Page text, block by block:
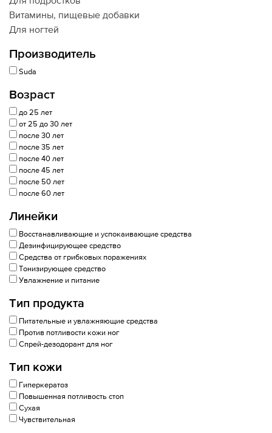
Витамины, пищевые добавки
Для ногтей
Производитель
Suda
Возраст
до 25 лет
от 25 до 30 лет
после 30 лет
после 35 лет
после 40 лет
после 45 лет
после 50 лет
после 60 лет
Линейки
Восстанавливающие и успокаивающие средства
Дезинфицирующее средство
Средства от грибковых поражениях
Тонизирующее средство
Увлажнение и питание
Тип продукта
Питательные и увлажняющие средства
Против потливости кожи ног
Спрей-дезодорант для ног
Тип кожи
Гиперкератоз
Повышенная потливость стоп
Сухая
Чувствительная